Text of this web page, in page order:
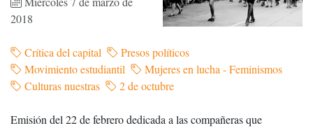
2018
Crítica del capital
Presos políticos
Movimiento estudiantil
Mujeres en lucha - Feminismos
Culturas nuestras
2 de octubre
Emisión del 22 de febrero dedicada a las compañeras que